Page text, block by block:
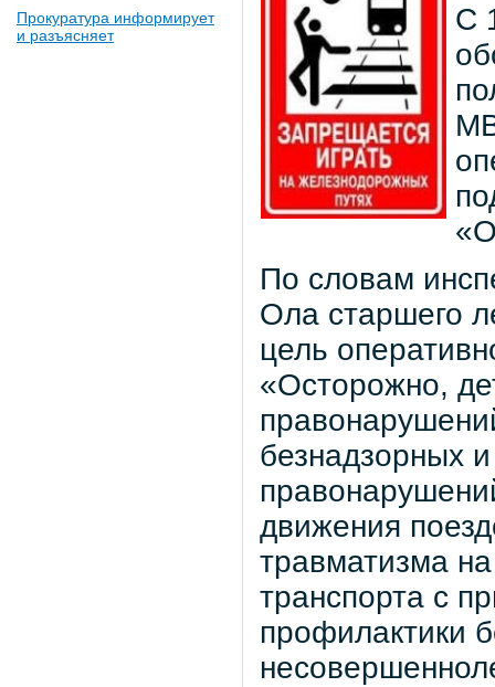
Прокуратура информирует
и разъясняет
С
По словам
Ола старшего
цель
«Осторожно,
безнадзорных
движения
травматизма
транспорта с
профилактики